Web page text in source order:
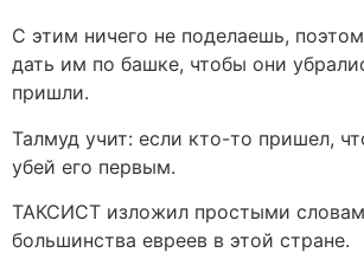
С этим ничего не поделаешь,
дать им по башке, чтобы они
пришли.
Талмуд учит: если кто-то пришел,
убей его первым.
ТАКСИСТ изложил простыми
большинства евреев в этой стране.